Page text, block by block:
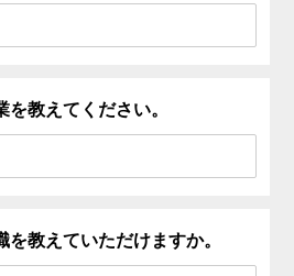
を教えてください。
を教えていただけますか。